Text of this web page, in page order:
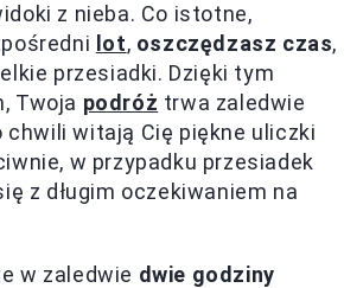
z nieba. Co istotne,
lot, oszczędzasz czas,
przesiadki. Dzięki tym
Twoja podróż trwa zaledwie
chwili witają Cię piękne uliczki
w przypadku przesiadek
z długim oczekiwaniem na
w zaledwie dwie godziny